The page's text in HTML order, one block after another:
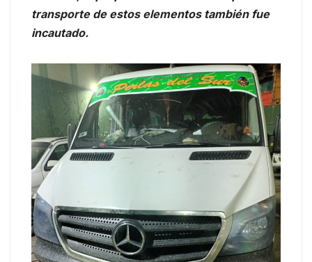
transporte de estos elementos también fue
incautado.